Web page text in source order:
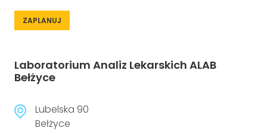
ZAPLANUJ
Laboratorium Analiz Lekarskich ALAB
Bełżyce
Lubelska 90
Bełżyce